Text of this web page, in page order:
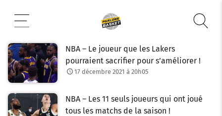
contenu
NBA – Le joueur que les Lakers
pourraient sacrifier pour s’améliorer !
17 décembre 2021 à 20h05
NBA – Les 11 seuls joueurs qui ont joué
tous les matchs de la saison !